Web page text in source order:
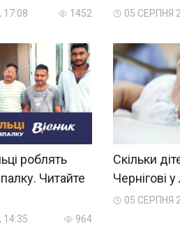
17:08 1452 05 СЕРПНЯ
роблять
Читайте
14:35 964
Скільки
Чернігові у
05 СЕРПНЯ